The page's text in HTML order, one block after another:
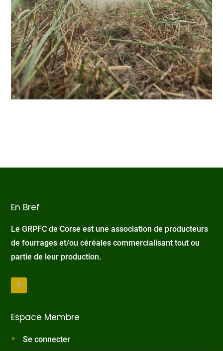
En Bref
Le GRPFC de Corse est une association de producteurs
de fourrages et/ou céréales commercialisant tout ou
partie de leur production.
Espace Membre
Se connecter